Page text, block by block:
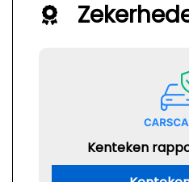
Kenteken